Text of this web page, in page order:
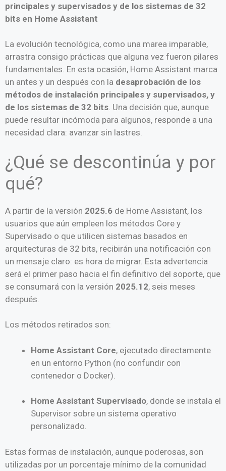
principales y supervisados y de los sistemas de 32
bits en Home Assistant
La evolución tecnológica, como una marea imparable,
arrastra consigo prácticas que alguna vez fueron pilares
fundamentales. En esta ocasión, Home Assistant marca
un antes y un después con la desaprobación de los
métodos de instalación principales y supervisados, y
de los sistemas de 32 bits. Una decisión que, aunque
puede resultar incómoda para algunos, responde a una
necesidad clara: avanzar sin lastres.
¿Qué se descontinúa y por
qué?
A partir de la versión 2025.6 de Home Assistant, los
usuarios que aún empleen los métodos Core y
Supervisado o que utilicen sistemas basados en
arquitecturas de 32 bits, recibirán una notificación con
un mensaje claro: es hora de migrar. Esta advertencia
será el primer paso hacia el fin definitivo del soporte, que
se consumará con la versión 2025.12, seis meses
después.
Los métodos retirados son:
Home Assistant Core, ejecutado directamente
en un entorno Python (no confundir con
contenedor o Docker).
Home Assistant Supervisado, donde se instala el
Supervisor sobre un sistema operativo
personalizado.
Estas formas de instalación, aunque poderosas, son
utilizadas por un porcentaje mínimo de la comunidad